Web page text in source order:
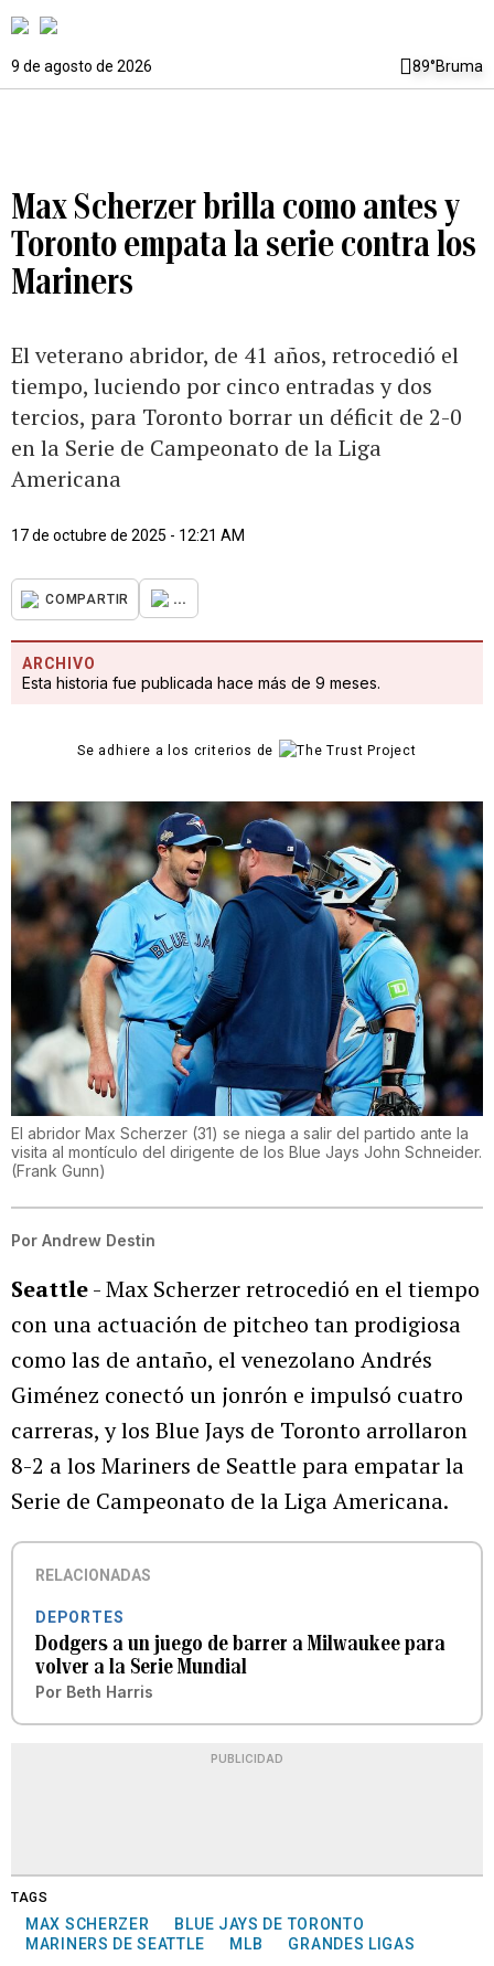
9 de agosto de 2026 89°Bruma
Max Scherzer brilla como antes y
Toronto empata la serie contra los
Mariners
El veterano abridor, de 41 años, retrocedió el
tiempo, luciendo por cinco entradas y dos
tercios, para Toronto borrar un déficit de 2-0
en la Serie de Campeonato de la Liga
Americana
17 de octubre de 2025 - 12:21 AM
COMPARTIR ...
ARCHIVO
Esta historia fue publicada hace más de 9 meses.
Se adhiere a los criterios de
El abridor Max Scherzer (31) se niega a salir del partido ante la
visita al montículo del dirigente de los Blue Jays John Schneider.
(Frank Gunn)
Por Andrew Destin
Seattle- Max Scherzer retrocedió en el tiempo
con una actuación de pitcheo tan prodigiosa
como las de antaño, el venezolano Andrés
Giménez conectó un jonrón e impulsó cuatro
carreras, y los Blue Jays de Toronto arrollaron
8-2 a los Mariners de Seattle para empatar la
Serie de Campeonato de la Liga Americana.
RELACIONADAS
DEPORTES
Dodgers a un juego de barrer a Milwaukee para
volver a la Serie Mundial
Por Beth Harris
PUBLICIDAD
TAGS
MAX SCHERZER
BLUE JAYS DE TORONTO
MARINERS DE SEATTLE
MLB GRANDES LIGAS